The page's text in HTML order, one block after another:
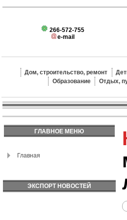
266-572-755
e-mail
Дом, строительство, ремонт
Образование
Отдых,
ГЛАВНОЕ МЕНЮ
Главная
ЭКСПОРТ НОВОСТЕЙ
Как